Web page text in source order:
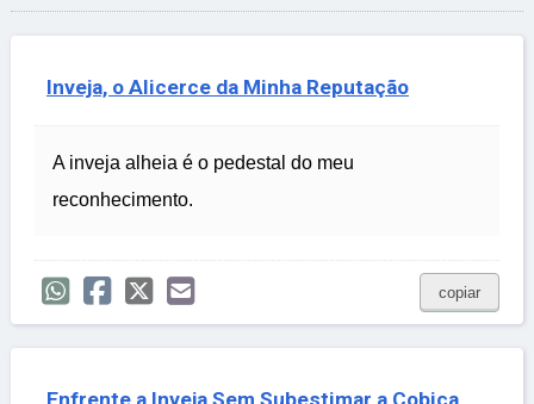
Inveja, o Alicerce da Minha Reputação
A inveja alheia é o pedestal do meu
reconhecimento.
copiar